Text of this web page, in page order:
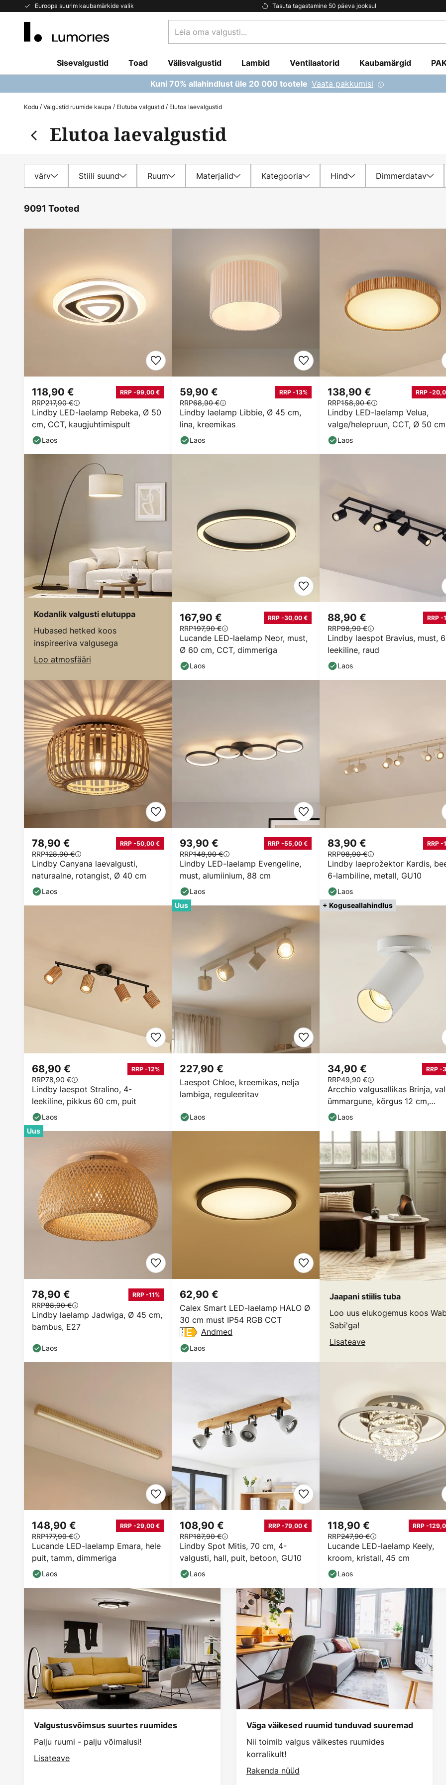
Euroopa suurim kaubamärkide valik Tasuta tagastamine 50 päeva jooksul
Skip
oma
Sisevalgustid Toad Välisvalgustid Lambid Ventilaatorid Kaubamärgid
Kuni 70% allahindlust üle 20 000 tootele Vaata pakkumisi
Kodu Valgustid ruumide kaupa Elutuba valgustid Elutoa laevalgustid
Elutoa laevalgustid
värv Stiili suund Ruum Materjalid Kategooria Hind Dimmerdatav
9091 Tooted
Lindby LED-laelamp Rebeka, Ø 50
cm, CCT, kaugjuhtimispult
118,90 € RRP -99,00 €
RRP217,90 €
Laos
Lindby laelamp Libbie, Ø 45 cm,
lina, kreemikas
59,90 € RRP -13%
RRP68,90 €
Laos
Lindby LED-laelamp Velua,
valge/helepruun, CCT, Ø 50 cm
138,90 € RRP -
RRP158,90 €
Laos
Kodanlik valgusti elutuppa
Hubased hetked koos
inspireeriva valgusega
Loo atmosfääri
Lucande LED-laelamp Neor, must,
Ø 60 cm, CCT, dimmeriga
167,90 € RRP -30,00 €
RRP197,90 €
Laos
Lindby laespot Bravius, must,
leekiline, raud
88,90 € RRP -
RRP98,90 €
Laos
Lindby Canyana laevalgusti,
naturaalne, rotangist, Ø 40 cm
78,90 € RRP -50,00 €
RRP128,90 €
Laos
Lindby LED-laelamp Evengeline,
must, alumiinium, 88 cm
93,90 € RRP -55,00 €
RRP148,90 €
Laos
Lindby laeprožektor Kardis,
6-lambiline, metall, GU10
83,90 € RRP -
RRP98,90 €
Laos
Lindby laespot Stralino, 4-
leekiline, pikkus 60 cm, puit
68,90 € RRP -12%
RRP78,90 €
Laos
Uus
Laespot Chloe, kreemikas, nelja
lambiga, reguleeritav
227,90 €
Laos
+ Koguseallahindlus
Arcchio valgusallikas Brinja,
ümmargune, kõrgus 12 cm,
läbimõõt 6 cm
34,90 € RRP -
RRP49,90 €
Laos
Uus
Lindby laelamp Jadwiga, Ø 45 cm,
bambus, E27
78,90 € RRP -11%
RRP88,90 €
Laos
Calex Smart LED-laelamp HALO Ø
30 cm must IP54 RGB CCT
62,90 €
Andmed
Laos
Jaapani stiilis tuba
Loo uus elukogemus koos
Sabi'ga!
Lisateave
Lucande LED-laelamp Emara, hele
puit, tamm, dimmeriga
148,90 € RRP -29,00 €
RRP177,90 €
Laos
Lindby Spot Mitis, 70 cm, 4-
valgusti, hall, puit, betoon, GU10
108,90 € RRP -79,00 €
RRP187,90 €
Laos
Lucande LED-laelamp Keely,
kroom, kristall, 45 cm
118,90 € RRP -
RRP247,90 €
Laos
Valgustusvõimsus suurtes ruumides
Palju ruumi - palju võimalusi!
Lisateave
Väga väikesed ruumid tunduvad suuremad
Nii toimib valgus väikestes ruumides
korralikult!
Rakenda nüüd